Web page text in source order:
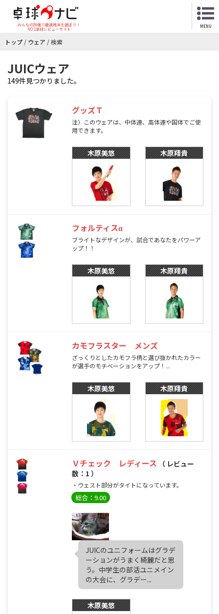
みんなの評価で最適用具を選ぼう！
NO.1卓球レビューサイト
MENU
トップ / ウェア /検索
JUICウェア
149件見つかりました。
グッズＴ
注）このウェアは、中体連、高体連や国体でご使
用できます。
木原美悠 木原翔貴
フォルティスα
ブライトなデザインが、試合であなたをパワーア
ップ！！
木原美悠 木原翔貴
カモフラスター メンズ
ざっくりとしたカモフラ柄と選び抜かれたカラー
が選手のモチベーションをアップ！...
木原美悠 木原翔貴
Ｖチェック レディース （ レビュー
数：1 ）
・ウェスト部分がタイトになっています。
総合：9.00
JUICのユニフォームはグラデ
ーションがうまく綺麗だと思
う。中学生の部活ユニメイン
の大会に、グラデー...
木原美悠